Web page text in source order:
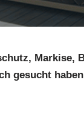
Markise,
gesucht